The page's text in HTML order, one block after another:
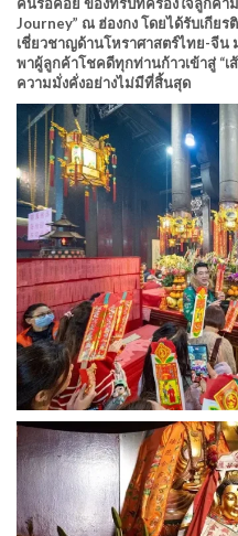
Journey” ณ ฮ่องกง โดยได้รับเกีย
เชี่ยวชาญด้านโหราศาสตร์ไทย-จีน
พาผู้ลูกค้าโชคดีทุกท่านก้าวเข้าสู่ “เ
ความมั่งคั่งอย่างไม่มีที่สิ้นสุด